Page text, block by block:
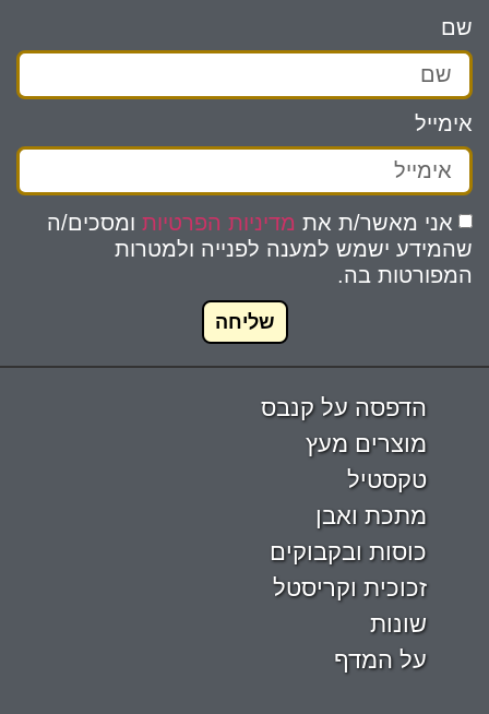
שם
אימייל
אני מאשר/ת את מדיניות הפרטיות ומסכים/ה
שהמידע ישמש למענה לפנייה ולמטרות
המפורטות בה.
שליחה
הדפסה על קנבס
מוצרים מעץ
טקסטיל
מתכת ואבן
כוסות ובקבוקים
זכוכית וקריסטל
שונות
על המדף